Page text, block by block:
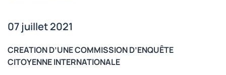
07 juillet 2021
CREATION D’UNE COMMISSION D’ENQUÊTE
CITOYENNE INTERNATIONALE